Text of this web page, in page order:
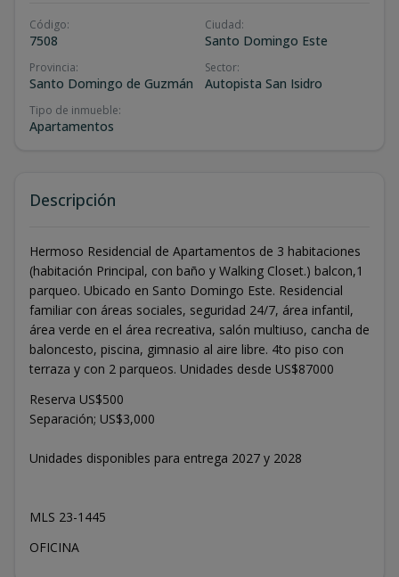
Código:
7508
Ciudad:
Santo Domingo Este
Provincia:
Santo Domingo de Guzmán
Sector:
Autopista San Isidro
Tipo de inmueble:
Apartamentos
Descripción
Hermoso Residencial de Apartamentos de 3 habitaciones
(habitación Principal, con baño y Walking Closet.) balcon,1
parqueo. Ubicado en Santo Domingo Este. Residencial
familiar con áreas sociales, seguridad 24/7, área infantil,
área verde en el área recreativa, salón multiuso, cancha de
baloncesto, piscina, gimnasio al aire libre. 4to piso con
terraza y con 2 parqueos. Unidades desde US$87000
Reserva US$500
Separación; US$3,000
Unidades disponibles para entrega 2027 y 2028
MLS 23-1445
OFICINA